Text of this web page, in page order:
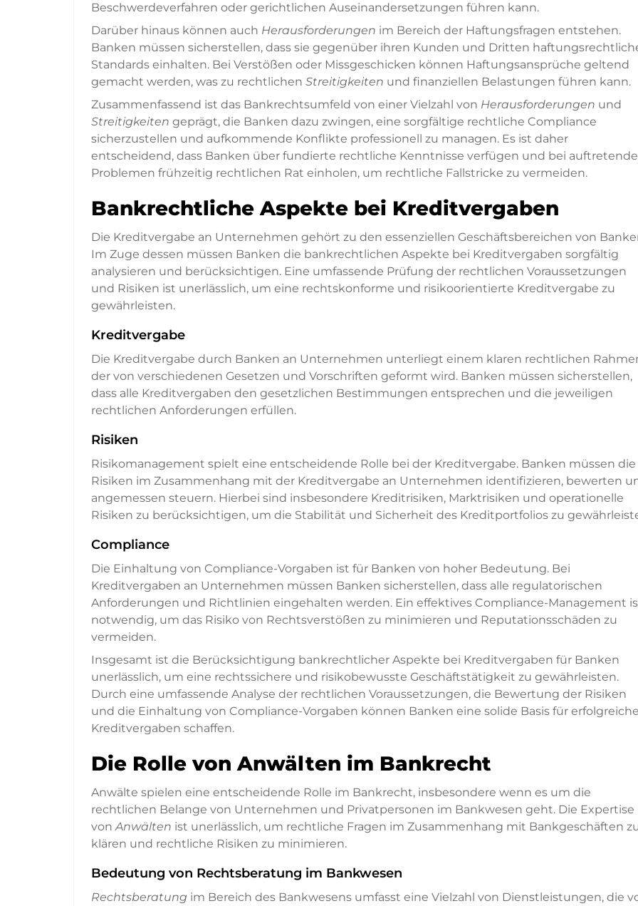
Beschwerdeverfahren oder gerichtlichen Auseinandersetzungen führen kann.
Darüber hinaus können auch Herausforderungen im Bereich der Haftungsfragen entstehen.
Banken müssen sicherstellen, dass sie gegenüber ihren Kunden und Dritten
Standards einhalten. Bei Verstößen oder Missgeschicken können Haftungsansprüche geltend
gemacht werden, was zu rechtlichen Streitigkeiten und finanziellen Belastungen führen kann.
Zusammenfassend ist das Bankrechtsumfeld von einer Vielzahl von Herausforderungen und
Streitigkeiten geprägt, die Banken dazu zwingen, eine sorgfältige rechtliche Compliance
sicherzustellen und aufkommende Konflikte professionell zu managen. Es ist daher
entscheidend, dass Banken über fundierte rechtliche Kenntnisse verfügen und bei
Problemen frühzeitig rechtlichen Rat einholen, um rechtliche Fallstricke zu vermeiden.
Bankrechtliche Aspekte bei Kreditvergaben
Die Kreditvergabe an Unternehmen gehört zu den essenziellen Geschäftsbereichen von
Im Zuge dessen müssen Banken die bankrechtlichen Aspekte bei Kreditvergaben sorgfältig
analysieren und berücksichtigen. Eine umfassende Prüfung der rechtlichen Voraussetzungen
und Risiken ist unerlässlich, um eine rechtskonforme und risikoorientierte Kreditvergabe zu
gewährleisten.
Kreditvergabe
Die Kreditvergabe durch Banken an Unternehmen unterliegt einem klaren rechtlichen
der von verschiedenen Gesetzen und Vorschriften geformt wird. Banken müssen sicherstellen,
dass alle Kreditvergaben den gesetzlichen Bestimmungen entsprechen und die jeweiligen
rechtlichen Anforderungen erfüllen.
Risiken
Risikomanagement spielt eine entscheidende Rolle bei der Kreditvergabe. Banken müssen die
Risiken im Zusammenhang mit der Kreditvergabe an Unternehmen identifizieren, bewerten
angemessen steuern. Hierbei sind insbesondere Kreditrisiken, Marktrisiken und operationelle
Risiken zu berücksichtigen, um die Stabilität und Sicherheit des Kreditportfolios zu
Compliance
Die Einhaltung von Compliance-Vorgaben ist für Banken von hoher Bedeutung. Bei
Kreditvergaben an Unternehmen müssen Banken sicherstellen, dass alle regulatorischen
Anforderungen und Richtlinien eingehalten werden. Ein effektives Compliance-Management
notwendig, um das Risiko von Rechtsverstößen zu minimieren und Reputationsschäden zu
vermeiden.
Insgesamt ist die Berücksichtigung bankrechtlicher Aspekte bei Kreditvergaben für Banken
unerlässlich, um eine rechtssichere und risikobewusste Geschäftstätigkeit zu gewährleisten.
Durch eine umfassende Analyse der rechtlichen Voraussetzungen, die Bewertung der Risiken
und die Einhaltung von Compliance-Vorgaben können Banken eine solide Basis für erfolgreiche
Kreditvergaben schaffen.
Die Rolle von Anwälten im Bankrecht
Anwälte spielen eine entscheidende Rolle im Bankrecht, insbesondere wenn es um die
rechtlichen Belange von Unternehmen und Privatpersonen im Bankwesen geht. Die Expertise
vonAnwälten ist unerlässlich, um rechtliche Fragen im Zusammenhang mit Bankgeschäften
klären und rechtliche Risiken zu minimieren.
Bedeutung von Rechtsberatung im Bankwesen
Rechtsberatung im Bereich des Bankwesens umfasst eine Vielzahl von Dienstleistungen, die